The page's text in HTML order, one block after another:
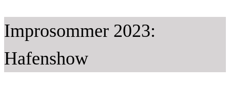
Improsommer 2023:
Hafenshow